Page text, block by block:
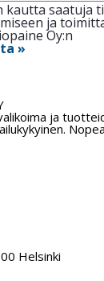
kautta saatuja
ja
Oy:n
»
ja
Helsinki